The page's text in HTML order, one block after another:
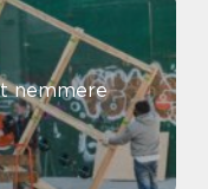
nemmere